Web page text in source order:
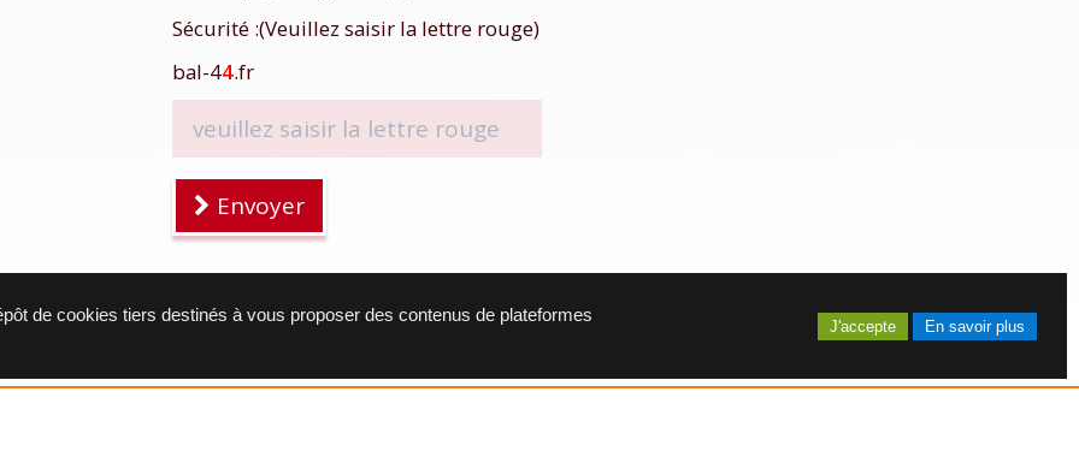
Sécurité :(Veuillez saisir la lettre rouge)
bal-44.fr
Envoyer
de cookies tiers destinés à vous proposer des contenus de plateformes
J'accepte En savoir plus